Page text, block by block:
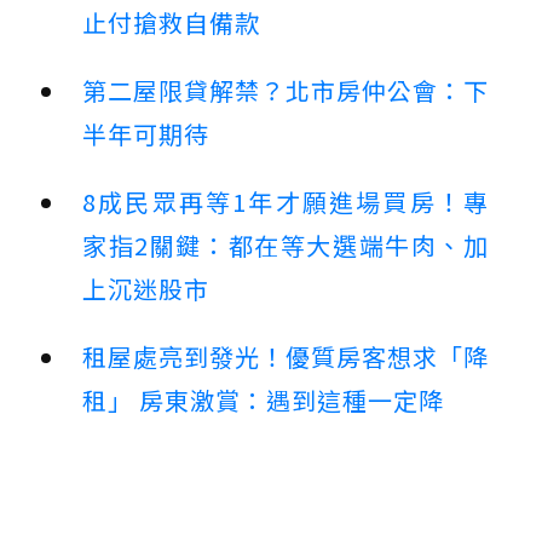
止付搶救自備款
第二屋限貸解禁？北市房仲公會：下
半年可期待
8成民眾再等1年才願進場買房！專
家指2關鍵：都在等大選端牛肉、加
上沉迷股市
租屋處亮到發光！優質房客想求「降
租」 房東激賞：遇到這種一定降